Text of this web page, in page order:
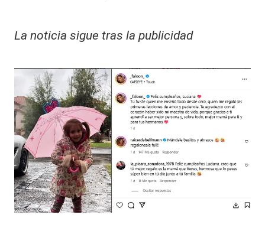
La noticia sigue tras la publicidad